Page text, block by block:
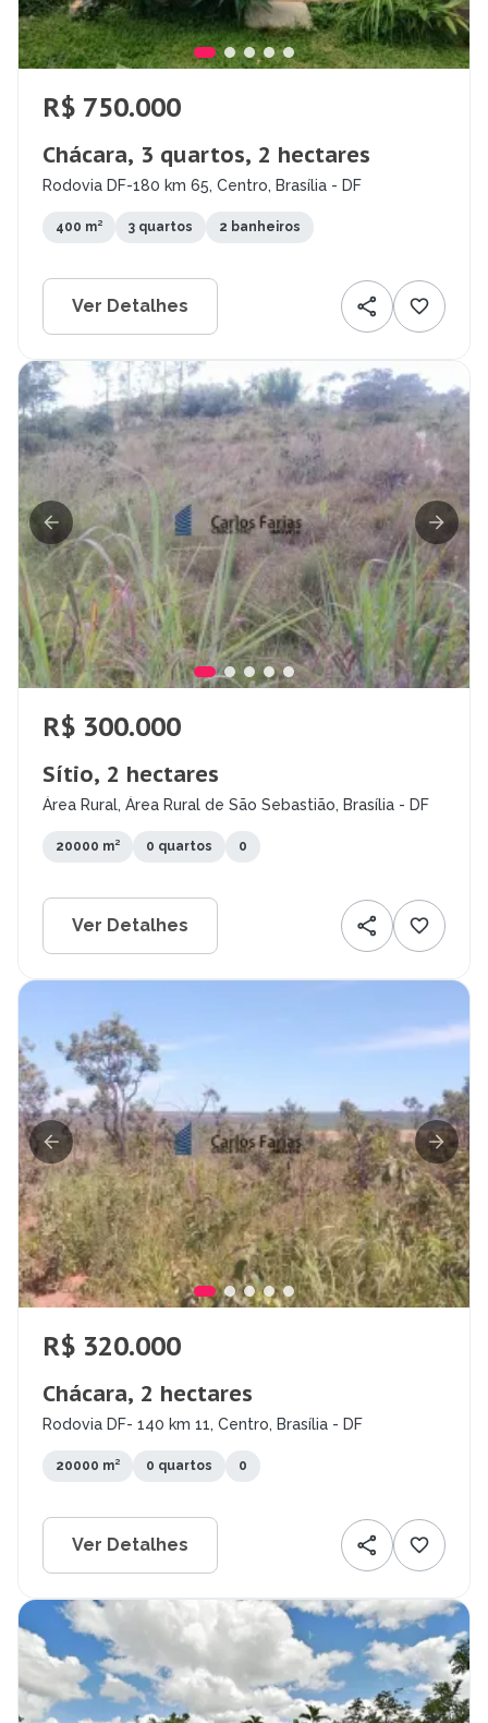
R$ 750.000
Chácara, 3 quartos, 2 hectares
Rodovia DF-180 km 65, Centro, Brasília - DF
400 m² 3 quartos 2 banheiros
Ver Detalhes
R$ 300.000
Sítio, 2 hectares
Área Rural, Área Rural de São Sebastião, Brasília - DF
20000 m² 0 quartos 0
Ver Detalhes
R$ 320.000
Chácara, 2 hectares
Rodovia DF- 140 km 11, Centro, Brasília - DF
20000 m² 0 quartos 0
Ver Detalhes